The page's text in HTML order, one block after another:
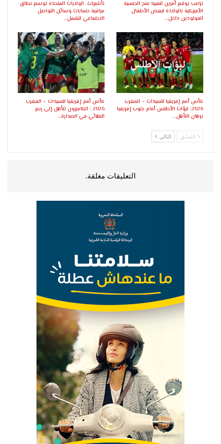
ترامب يوقع أمرين لتقييد منح الجنسية
الأميركية بالولادة لبعض الأطفال
المولودين داخل…
تأشيرات.. الولايات المتحدة توسع نطاق
مراقبة حسابات وسائل التواصل
الاجتماعي لتشمل…
كأس أمم إفريقيا للسيدات – المغرب
2026: لبؤات الأطلس أمام جنوب إفريقيا
برهان التأهل…
كأس أمم إفريقيا للسيدات – المغرب
2026 : الكاميرون تتأهل إلى ربع
النهائي في الصدارة…
السابق التالي
التعليقات مغلقة.